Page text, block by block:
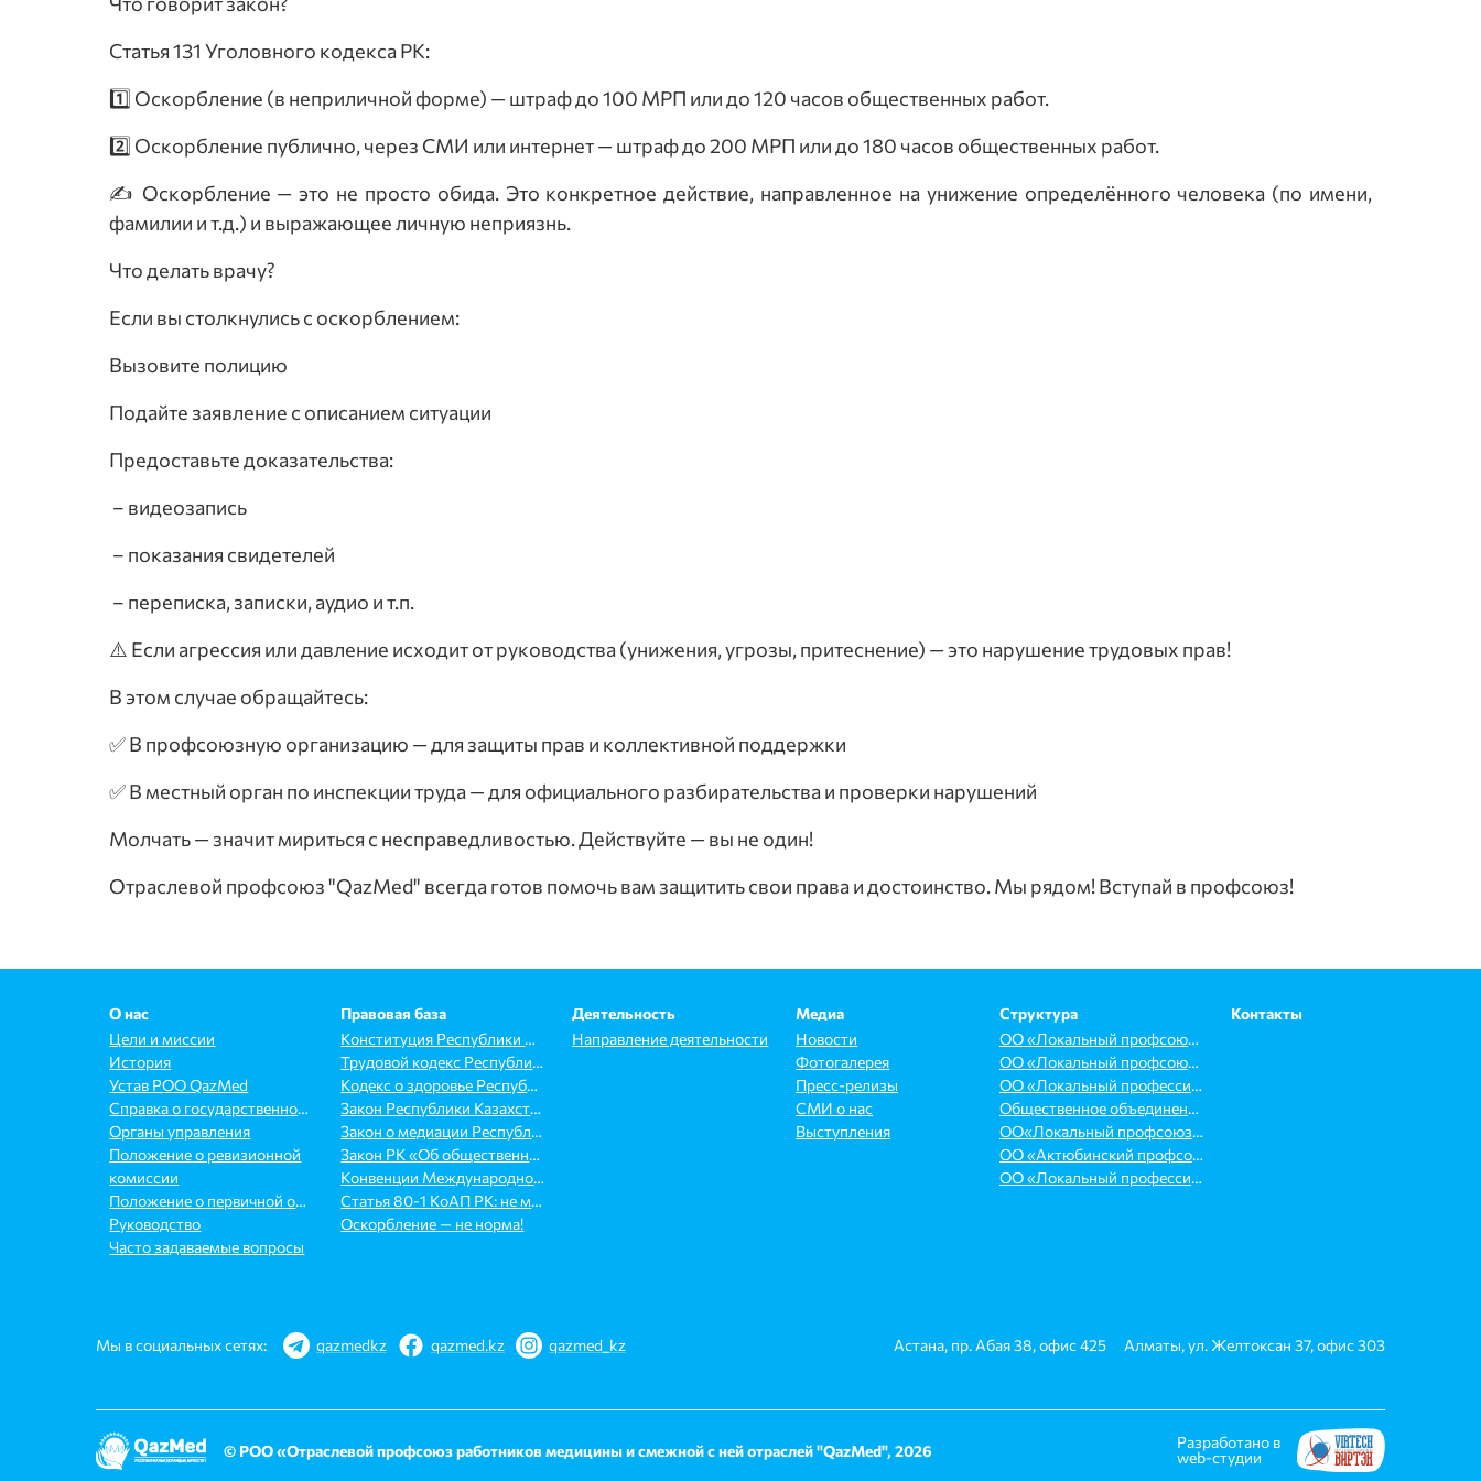
Статья 131 Уголовного кодекса РК:
1️⃣ Оскорбление (в неприличной форме) — штраф до 100 МРП или до 120 часов общественных работ.
2️⃣ Оскорбление публично, через СМИ или интернет — штраф до 200 МРП или до 180 часов общественных работ.
✍️ Оскорбление — это не просто обида. Это конкретное действие, направленное на унижение определённого человека (по имени,
фамилии и т.д.) и выражающее личную неприязнь.
Что делать врачу?
Если вы столкнулись с оскорблением:
Вызовите полицию
Подайте заявление с описанием ситуации
Предоставьте доказательства:
– видеозапись
– показания свидетелей
– переписка, записки, аудио и т.п.
⚠️ Если агрессия или давление исходит от руководства (унижения, угрозы, притеснение) — это нарушение трудовых прав!
В этом случае обращайтесь:
✅ В профсоюзную организацию — для защиты прав и коллективной поддержки
✅ В местный орган по инспекции труда — для официального разбирательства и проверки нарушений
Молчать — значит мириться с несправедливостью. Действуйте — вы не один!
Отраслевой профсоюз "QazMed" всегда готов помочь вам защитить свои права и достоинство. Мы рядом! Вступай в профсоюз!
О нас
Цели и миссии
История
Устав РОО QazMed
Справка о государственной перерегистрации
Органы управления
Положение о ревизионной
комиссии
Положение о первичной организации
Руководство
Часто задаваемые вопросы
Правовая база
Конституция Республики Казахстан
Трудовой кодекс Республики Казахстан
Кодекс о здоровье Республики Казахстан
Закон Республики Казахстан «О профессиональных союзах»
Закон о медиации Республики Казахстан
Закон РК «Об общественных объединениях»
Конвенции Международной организации труда
Статья 80-1 КоАП РК: не мешай работать врачу!
Оскорбление — не норма!
Деятельность
Направление деятельности
Медиа
Новости
Фотогалерея
Пресс-релизы
СМИ о нас
Выступления
Структура
ОО «Локальный профсоюз работников организаций здравоохранения «DENSAULYQ»
ОО «Локальный профсоюз медицинских, бюджетных организаций и смежных видов деятельности «ОҢТҮСТІК»
ОО «Локальный профессиональный союз «SENIM»
Общественное объединение «Локальный профессиональный союз «KELESHEK»
ОО«Локальный профсоюз работников организаций здравоохранения «Almaty-QM»
ОО «Актюбинский профсоюз здравоохранения «Qamqor»
ОО «Локальный профессиональный союз спортсменов и работников в сфере спорта Туркестанской области»
Контакты
Мы в социальных сетях: qazmedkz qazmed.kz qazmed_kz Астана, пр. Абая 38, офис 425 Алматы, ул. Желтоксан 37, офис 303
© РОО «Отраслевой профсоюз работников медицины и смежной с ней отраслей "QazMed", 2026
Разработано в
web-студии